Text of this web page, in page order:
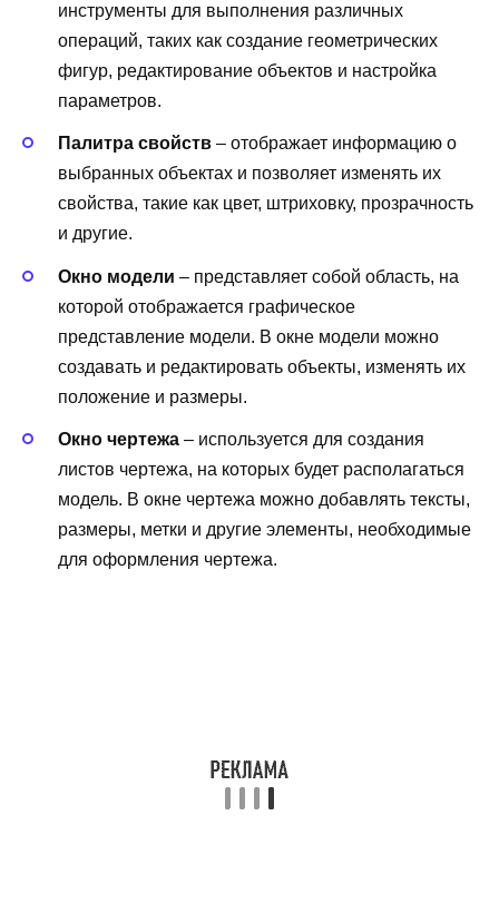
инструменты для выполнения различных
операций, таких как создание геометрических
фигур, редактирование объектов и настройка
параметров.
Палитра свойств – отображает информацию о
выбранных объектах и позволяет изменять их
свойства, такие как цвет, штриховку, прозрачность
и другие.
Окно модели – представляет собой область, на
которой отображается графическое
представление модели. В окне модели можно
создавать и редактировать объекты, изменять их
положение и размеры.
Окно чертежа – используется для создания
листов чертежа, на которых будет располагаться
модель. В окне чертежа можно добавлять тексты,
размеры, метки и другие элементы, необходимые
для оформления чертежа.